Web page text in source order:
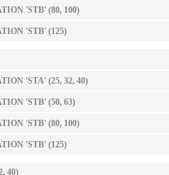
'STB' (80, 100)
'STB' (125)
'STA' (25, 32, 40)
'STB' (50, 63)
'STB' (80, 100)
'STB' (125)
40)